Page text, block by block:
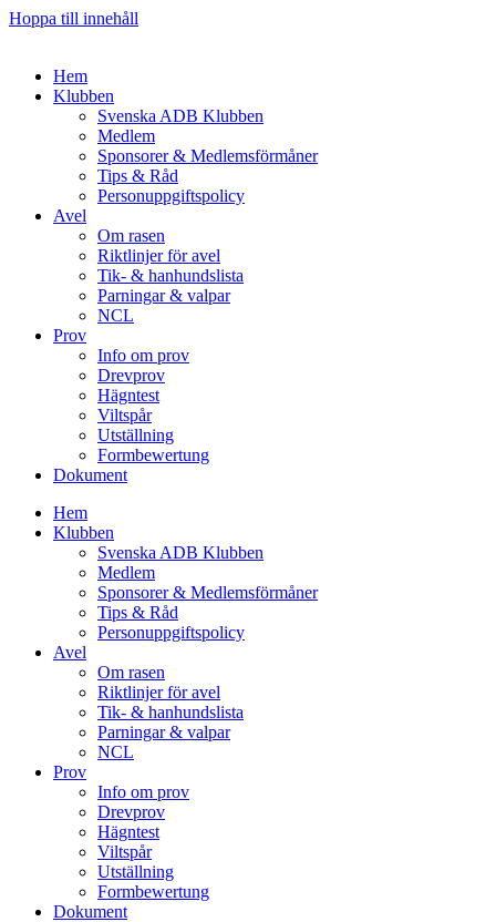
Hoppa till innehåll
Hem
Klubben
Svenska ADB Klubben
Medlem
Sponsorer & Medlemsförmåner
Tips & Råd
Personuppgiftspolicy
Avel
Om rasen
Riktlinjer för avel
Tik- & hanhundslista
Parningar & valpar
NCL
Prov
Info om prov
Drevprov
Hägntest
Viltspår
Utställning
Formbewertung
Dokument
Hem
Klubben
Svenska ADB Klubben
Medlem
Sponsorer & Medlemsförmåner
Tips & Råd
Personuppgiftspolicy
Avel
Om rasen
Riktlinjer för avel
Tik- & hanhundslista
Parningar & valpar
NCL
Prov
Info om prov
Drevprov
Hägntest
Viltspår
Utställning
Formbewertung
Dokument